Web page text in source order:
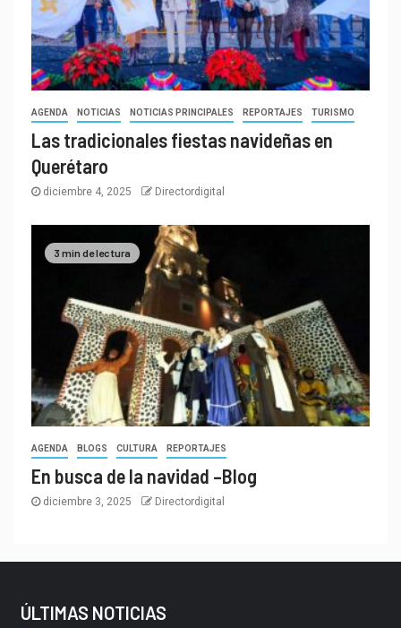
AGENDA NOTICIAS NOTICIAS PRINCIPALES REPORTAJES TURISMO
Las tradicionales fiestas navideñas en
Querétaro
diciembre 4, 2025 Directordigital
3 min de lectura
AGENDA BLOGS CULTURA REPORTAJES
En busca de la navidad –Blog
diciembre 3, 2025 Directordigital
ÚLTIMAS NOTICIAS